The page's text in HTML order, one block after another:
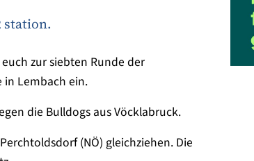
station.
zur siebten Runde der
in Lembach ein.
die Bulldogs aus Vöcklabruck.
(NÖ) gleichziehen. Die